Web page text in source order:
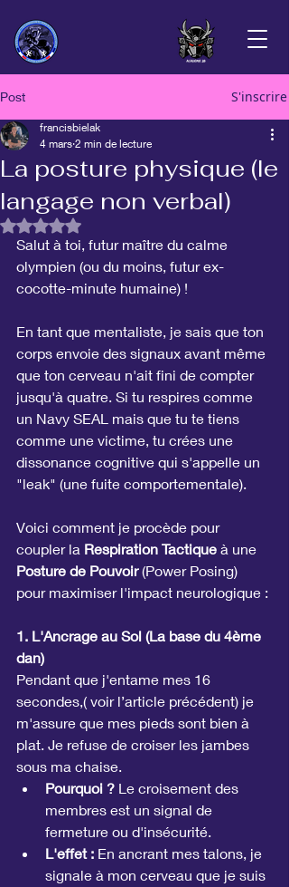
Post S'inscrire
La posture physique (le
langage non verbal)
francisbielak
4 mars 2 min de lecture
Noté NaN étoiles sur 5.
Salut à toi, futur maître du calme
olympien (ou du moins, futur ex-
cocotte-minute humaine) !
En tant que mentaliste, je sais que ton
corps envoie des signaux avant même
que ton cerveau n'ait fini de compter
jusqu'à quatre. Si tu respires comme
un Navy SEAL mais que tu te tiens
comme une victime, tu crées une
dissonance cognitive qui s'appelle un
"leak" (une fuite comportementale).
Voici comment je procède pour
coupler la Respiration Tactique à une
Posture de Pouvoir (Power Posing)
pour maximiser l'impact neurologique :
1. L'Ancrage au Sol (La base du 4ème
dan)
Pendant que j'entame mes 16
secondes,( voir l’article précédent) je
m'assure que mes pieds sont bien à
plat. Je refuse de croiser les jambes
sous ma chaise.
Pourquoi ? Le croisement des
membres est un signal de
fermeture ou d'insécurité.
L'effet : En ancrant mes talons, je
signale à mon cerveau que je suis